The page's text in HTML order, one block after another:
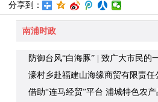
分享到：
南浦时政
防御台风“白海豚” | 致广大市民的
濠村乡赴福建山海缘商贸有限责任
产业专题调研
借助“连马经贸”平台 浦城特色农